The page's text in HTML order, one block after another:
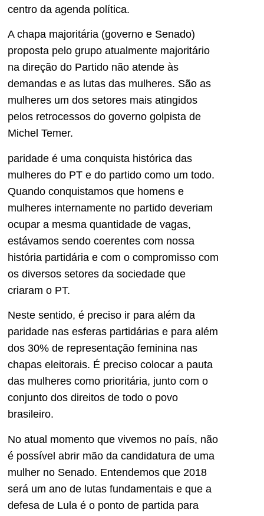
centro da agenda política.
A chapa majoritária (governo e Senado)
proposta pelo grupo atualmente majoritário
na direção do Partido não atende às
demandas e as lutas das mulheres. São as
mulheres um dos setores mais atingidos
pelos retrocessos do governo golpista de
Michel Temer.
paridade é uma conquista histórica das
mulheres do PT e do partido como um todo.
Quando conquistamos que homens e
mulheres internamente no partido deveriam
ocupar a mesma quantidade de vagas,
estávamos sendo coerentes com nossa
história partidária e com o compromisso com
os diversos setores da sociedade que
criaram o PT.
Neste sentido, é preciso ir para além da
paridade nas esferas partidárias e para além
dos 30% de representação feminina nas
chapas eleitorais. É preciso colocar a pauta
das mulheres como prioritária, junto com o
conjunto dos direitos de todo o povo
brasileiro.
No atual momento que vivemos no país, não
é possível abrir mão da candidatura de uma
mulher no Senado. Entendemos que 2018
será um ano de lutas fundamentais e que a
defesa de Lula é o ponto de partida para